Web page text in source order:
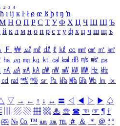
₂ ₃ ₄
ħ ı ĳ ĸ ŀ ł ø œ ß þ ŧ ŋ ŉ
Н О П Р С Т У Ф Х Ц Ч Ш Щ Ъ
й к л м н о п р с т у ф х ц ч ш щ ъ
Ｆ ￦ ㎕ ㎖ ㎗ ℓ ㎘ ㏄ ㎣ ㎤ ㎥ ㎦
㏊ ㎍ ㎎ ㎏ ㏏ ㎈ ㎉ ㏈ ㎧ ㎨ ㎰
㎁ ㎂ ㎃ ㎄ ㎺ ㎻ ㎽ ㎾ ㎿ ㎐ ㎑
㏅ ㎭ ㎮ ㎯ ㏛ ㎩ ㎪ ㎫ ㎬ ㏝ ㏐
㏓
▽ → ← ↑ ↓ ↔ 〓 ◁ ◀ ▷ ▶ ♤
▨ ▧ ▦ ▩ ♨ ☏ ☎ ☜ ☞ ¶ †
㈜ № ㏇ ™ ㏂ ㏘ ℡ ＃ ＆ ＊ ＠ ª º